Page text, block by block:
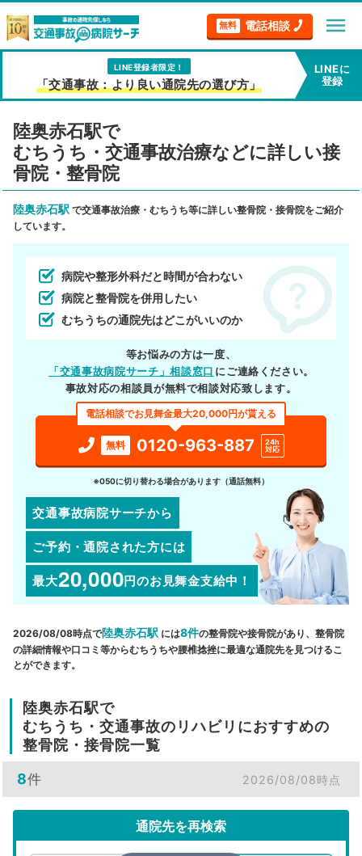
無料 電話相談 menu
LINE登録者限定！
「交通事故：より良い通院先の選び方」
LINEに
登録
陸奥赤石駅で
むちうち・交通事故治療などに詳しい接
骨院・整骨院
陸奥赤石駅 で交通事故治療・むちうち等に詳しい整骨院・接骨院をご紹介
しています。
病院や整形外科だと時間が合わない
病院と整骨院を併用したい
むちうちの通院先はどこがいいのか
等お悩みの方は一度、
「交通事故病院サーチ」相談窓口 にご連絡ください。
事故対応の相談員が無料で相談対応致します。
電話相談でお見舞金最大20,000円が貰える
無料 0120-963-887
24h
対応
※050に切り替わる場合があります（通話無料）
交通事故病院サーチから
ご予約・通院された方には
最大20,000円のお見舞金支給中！
2026/08/08時点で陸奥赤石駅 には8件の整骨院や接骨院があり、整骨院
の詳細情報や口コミ等からむちうちや腰椎捻挫に最適な通院先を見つけるこ
とができます。
陸奥赤石駅で
むちうち・交通事故のリハビリにおすすめの
整骨院・接骨院一覧
8件 2026/08/08時点
通院先を再検索